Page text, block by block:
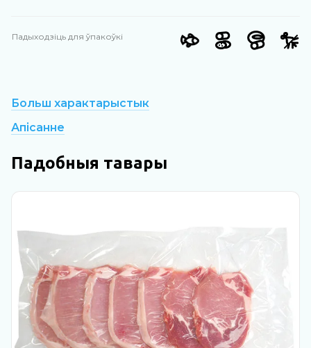
Падыходзіць для ўпакоўкі
Больш характарыстык
Апісанне
Падобныя тавары